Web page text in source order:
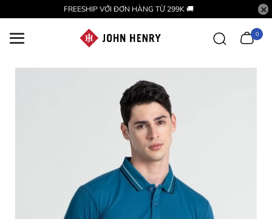
FREESHIP VỚI ĐƠN HÀNG TỪ 299K 🚚
0